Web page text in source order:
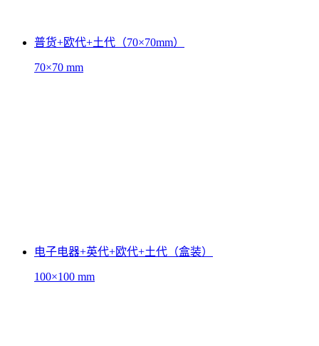
普货+欧代+土代（70×70mm）
70×70 mm
电子电器+英代+欧代+土代（盒装）
100×100 mm